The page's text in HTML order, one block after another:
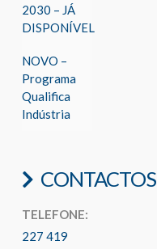
2030 – JÁ
DISPONÍVEL
NOVO –
Programa
Qualifica
Indústria
CONTACTOS
TELEFONE:
227 419